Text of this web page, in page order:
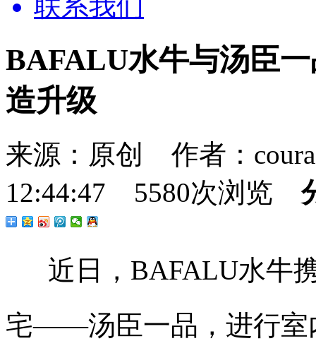
BAFALU水牛与汤臣
造升级
来源：原创 作者：
12:44:47 5580次浏览
近日，BAFALU水牛
宅——汤臣一品，进行室